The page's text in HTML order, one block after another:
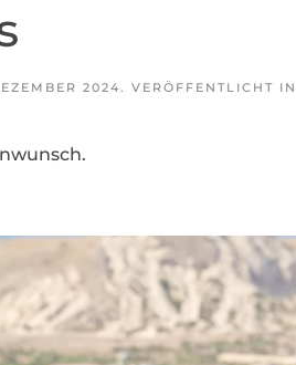
2024. VERÖFFENTLICHT IN